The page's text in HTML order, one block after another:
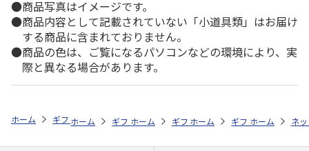
商品写真はイメージです。
商品内容として記載されていない「小道具類」はお届け
する商品に含まれておりません。
商品の色は、ご覧になるパソコンなどの環境により、実
際と異なる場合があります。
ホーム ギフト通販 内祝い・お返し 結婚内祝い いちの ひとくち
ホーム ギフト通販 内祝い・お返し 結婚内祝い
ホーム ギフト通販 内祝い・お返し
ホーム ギフト通販 内
ホーム ネ